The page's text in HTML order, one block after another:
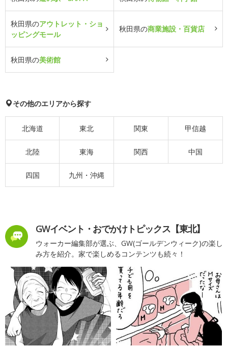
秋田県のアウトレット・ショ
ッピングモール
秋田県の商業施設・百貨店
秋田県の美術館
その他のエリアから探す
北海道 東北 関東 甲信越
北陸 東海 関西 中国
四国 九州・沖縄
GWイベント・おでかけトピックス【東北】
ウォーカー編集部が選ぶ、GW(ゴールデンウィーク)の楽し
み方を紹介。家で楽しめるコンテンツも続々！